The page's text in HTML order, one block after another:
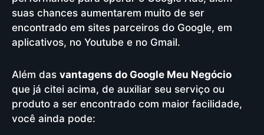
suas chances aumentarem muito de ser
encontrado em sites parceiros do Google, em
aplicativos, no Youtube e no Gmail.
Além das vantagens do Google Meu Negócio
que já citei acima, de auxiliar seu serviço ou
produto a ser encontrado com maior facilidade,
você ainda pode: